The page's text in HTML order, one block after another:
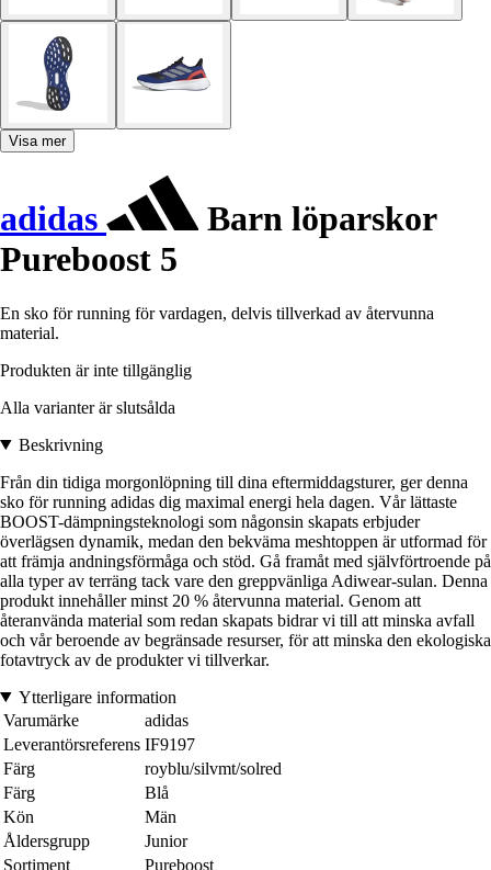
Visa mer
adidas
Barn löparskor
Pureboost 5
En sko för running för vardagen, delvis tillverkad av återvunna
material.
Produkten är inte tillgänglig
Alla varianter är slutsålda
Beskrivning
Från din tidiga morgonlöpning till dina eftermiddagsturer, ger denna
sko för running adidas dig maximal energi hela dagen. Vår lättaste
BOOST-dämpningsteknologi som någonsin skapats erbjuder
överlägsen dynamik, medan den bekväma meshtoppen är utformad för
att främja andningsförmåga och stöd. Gå framåt med självförtroende på
alla typer av terräng tack vare den greppvänliga Adiwear-sulan. Denna
produkt innehåller minst 20 % återvunna material. Genom att
återanvända material som redan skapats bidrar vi till att minska avfall
och vår beroende av begränsade resurser, för att minska den ekologiska
fotavtryck av de produkter vi tillverkar.
Ytterligare information
Varumärke
adidas
Leverantörsreferens IF9197
Färg
royblu/silvmt/solred
Färg
Blå
Kön
Män
Åldersgrupp
Junior
Sortiment
Pureboost